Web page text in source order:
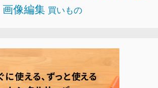
画像編集 買いもの